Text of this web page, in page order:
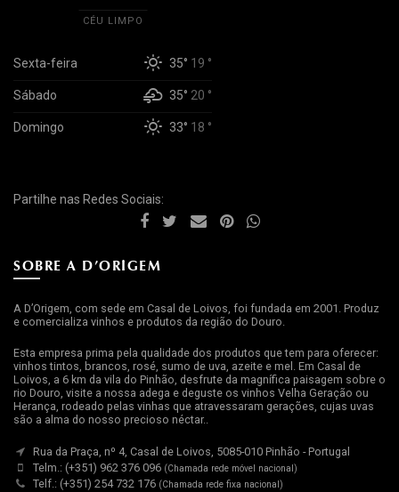
CÉU LIMPO
Sexta-feira 35° 19 °
Sábado 35° 20 °
Domingo 33° 18 °
Partilhe nas Redes Sociais:
SOBRE A D’ORIGEM
A D’Origem, com sede em Casal de Loivos, foi fundada em 2001. Produz
e comercializa vinhos e produtos da região do Douro.
Esta empresa prima pela qualidade dos produtos que tem para oferecer:
vinhos tintos, brancos, rosé, sumo de uva, azeite e mel. Em Casal de
Loivos, a 6 km da vila do Pinhão, desfrute da magnífica paisagem sobre o
rio Douro, visite a nossa adega e deguste os vinhos Velha Geração ou
Herança, rodeado pelas vinhas que atravessaram gerações, cujas uvas
são a alma do nosso precioso néctar..
Rua da Praça, nº 4, Casal de Loivos, 5085-010 Pinhão - Portugal
Telm.: (+351) 962 376 096 (Chamada rede móvel nacional)
Telf.: (+351) 254 732 176 (Chamada rede fixa nacional)